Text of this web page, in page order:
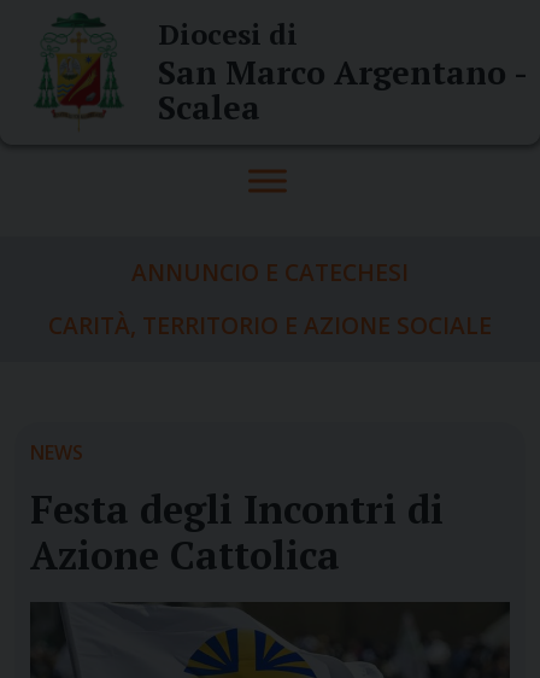
content
Diocesi di
San Marco Argentano -
Scalea
ANNUNCIO E CATECHESI
CARITÀ, TERRITORIO E AZIONE SOCIALE
NEWS
Festa degli Incontri di
Azione Cattolica